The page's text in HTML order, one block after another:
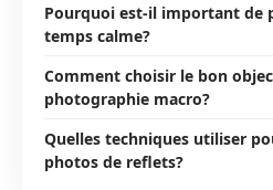
Pourquoi est-il important de
temps calme?
Comment choisir le bon
photographie macro?
Quelles techniques utiliser
photos de reflets?